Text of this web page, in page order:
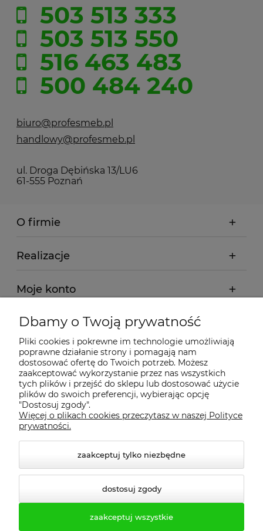
503 513 333
503 513 550
516 463 483
500 484 240
biuro@profesmeb.pl
handlowy@profesmeb.pl
ul. Droga Dębińska 13/LU6
61-555 Poznań
O firmie
Realizacje
Moje konto
Regulamin
Dostawa - realizacja
Gwarancja i zwroty
Pomoc
Dbamy o Twoją prywatność
Pliki cookies i pokrewne im technologie umożliwiają
poprawne działanie strony i pomagają nam
dostosować ofertę do Twoich potrzeb. Możesz
zaakceptować wykorzystanie przez nas wszystkich
tych plików i przejść do sklepu lub dostosować użycie
plików do swoich preferencji, wybierając opcję
"Dostosuj zgody".
Więcej o plikach cookies przeczytasz w naszej Polityce
prywatności.
zaakceptuj tylko niezbędne
dostosuj zgody
zaakceptuj wszystkie